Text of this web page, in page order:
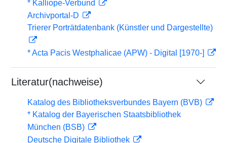
* Kalliope-Verbund
Archivportal-D
Trierer Porträtdatenbank (Künstler und Dargestellte)
* Acta Pacis Westphalicae (APW) - Digital [1970-]
Literatur(nachweise)
Katalog des Bibliotheksverbundes Bayern (BVB)
* Katalog der Bayerischen Staatsbibliothek
München (BSB)
Deutsche Digitale Bibliothek